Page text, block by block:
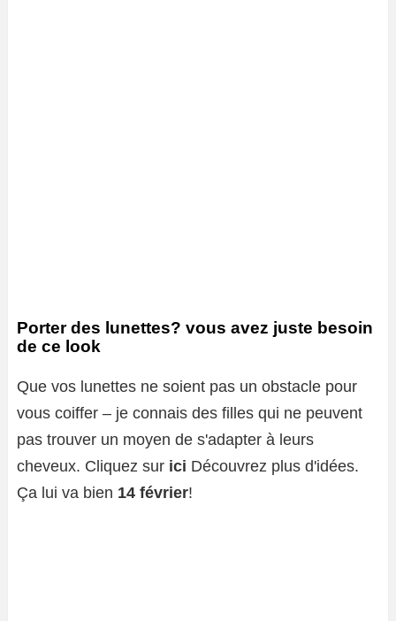
Porter des lunettes? vous avez juste besoin
de ce look
Que vos lunettes ne soient pas un obstacle pour
vous coiffer – je connais des filles qui ne peuvent
pas trouver un moyen de s'adapter à leurs
cheveux. Cliquez sur ici Découvrez plus d'idées.
Ça lui va bien 14 février!